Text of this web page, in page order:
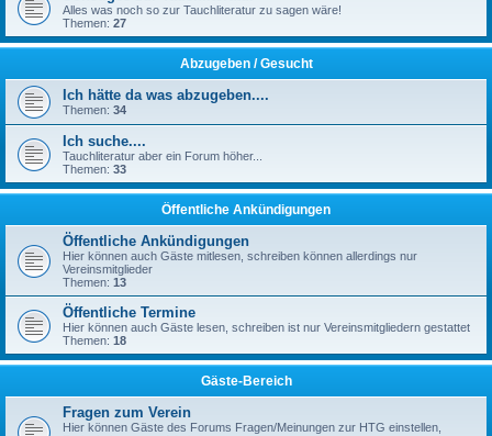
Alles was noch so zur Tauchliteratur zu sagen wäre!
Themen: 27
Abzugeben / Gesucht
Ich hätte da was abzugeben....
Themen: 34
Ich suche....
Tauchliteratur aber ein Forum höher...
Themen: 33
Öffentliche Ankündigungen
Öffentliche Ankündigungen
Hier können auch Gäste mitlesen, schreiben können allerdings nur
Vereinsmitglieder
Themen: 13
Öffentliche Termine
Hier können auch Gäste lesen, schreiben ist nur Vereinsmitgliedern gestattet
Themen: 18
Gäste-Bereich
Fragen zum Verein
Hier können Gäste des Forums Fragen/Meinungen zur HTG einstellen,